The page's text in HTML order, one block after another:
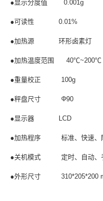
●显示分度值 0.001g
●可读性 0.01%
●加热源 环形卤素灯
●加热温度范围 40℃~200℃
●重量校正 100g
●秤盘尺寸 Φ90
●显示器 LCD
●加热程序 标准、快速、
●关机模式 定时、自动、
●外形尺寸 310*205*200